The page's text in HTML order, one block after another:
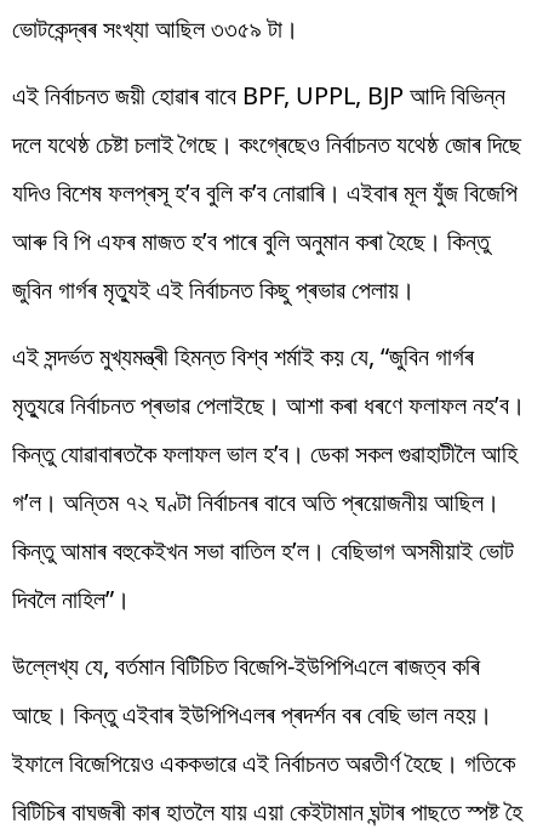
ভোটকেন্দ্ৰৰ সংখ্যা আছিল ৩৩৫৯ টা।
এই নিৰ্বাচনত জয়ী হোৱাৰ বাবে BPF, UPPL, BJP আদি বিভিন্ন
দলে যথেষ্ঠ চেষ্টা চলাই গৈছে। কংগ্ৰেছেও নিৰ্বাচনত যথেষ্ঠ জোৰ দিছে
যদিও বিশেষ ফলপ্ৰসূ হ’ব বুলি ক’ব নোৱাৰি। এইবাৰ মূল যুঁজ বিজেপি
আৰু বি পি এফৰ মাজত হ’ব পাৰে বুলি অনুমান কৰা হৈছে। কিন্তু
জুবিন গাৰ্গৰ মৃত্যুই এই নিৰ্বাচনত কিছু প্ৰভাৱ পেলায়।
এই সন্দৰ্ভত মুখ্যমন্ত্ৰী হিমন্ত বিশ্ব শৰ্মাই কয় যে, “জুবিন গাৰ্গৰ
মৃত্যুৱে নিৰ্বাচনত প্ৰভাৱ পেলাইছে। আশা কৰা ধৰণে ফলাফল নহ’ব।
কিন্তু যোৱাবাৰতকৈ ফলাফল ভাল হ’ব। ডেকা সকল গুৱাহাটীলৈ আহি
গ’ল। অন্তিম ৭২ ঘণ্টা নিৰ্বাচনৰ বাবে অতি প্ৰয়োজনীয় আছিল।
কিন্তু আমাৰ বহুকেইখন সভা বাতিল হ’ল। বেছিভাগ অসমীয়াই ভোট
দিবলৈ নাহিল”।
উল্লেখ্য যে, বৰ্তমান বিটিচিত বিজেপি-ইউপিপিএলে ৰাজত্ব কৰি
আছে। কিন্তু এইবাৰ ইউপিপিএলৰ প্ৰদৰ্শন বৰ বেছি ভাল নহয়।
ইফালে বিজেপিয়েও এককভাৱে এই নিৰ্বাচনত অৱতীৰ্ণ হৈছে। গতিকে
বিটিচিৰ বাঘজৰী কাৰ হাতলৈ যায় এয়া কেইটামান ঘন্টাৰ পাছতে স্পষ্ট হৈ